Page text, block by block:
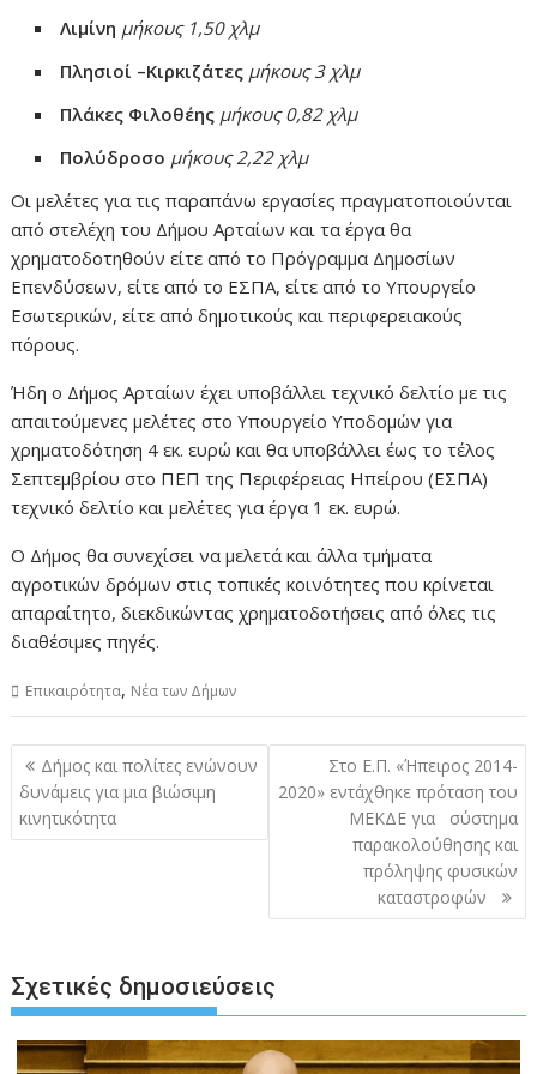
Λιμίνη μήκους 1,50 χλμ
Πλησιοί –Κιρκιζάτες μήκους 3 χλμ
Πλάκες Φιλοθέης μήκους 0,82 χλμ
Πολύδροσο μήκους 2,22 χλμ
Οι μελέτες για τις παραπάνω εργασίες πραγματοποιούνται
από στελέχη του Δήμου Αρταίων και τα έργα θα
χρηματοδοτηθούν είτε από το Πρόγραμμα Δημοσίων
Επενδύσεων, είτε από το ΕΣΠΑ, είτε από το Υπουργείο
Εσωτερικών, είτε από δημοτικούς και περιφερειακούς
πόρους.
Ήδη ο Δήμος Αρταίων έχει υποβάλλει τεχνικό δελτίο με τις
απαιτούμενες μελέτες στο Υπουργείο Υποδομών για
χρηματοδότηση 4 εκ. ευρώ και θα υποβάλλει έως το τέλος
Σεπτεμβρίου στο ΠΕΠ της Περιφέρειας Ηπείρου (ΕΣΠΑ)
τεχνικό δελτίο και μελέτες για έργα 1 εκ. ευρώ.
Ο Δήμος θα συνεχίσει να μελετά και άλλα τμήματα
αγροτικών δρόμων στις τοπικές κοινότητες που κρίνεται
απαραίτητο, διεκδικώντας χρηματοδοτήσεις από όλες τις
διαθέσιμες πηγές.
Επικαιρότητα, Νέα των Δήμων
Πλοήγηση
άρθρων
Δήμος και πολίτες ενώνουν
δυνάμεις για μια βιώσιμη
κινητικότητα
Στο Ε.Π. «Ήπειρος 2014-
2020» εντάχθηκε πρόταση του
ΜΕΚΔΕ για σύστημα
παρακολούθησης και
πρόληψης φυσικών
καταστροφών
Σχετικές δημοσιεύσεις